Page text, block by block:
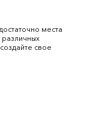
места
свое